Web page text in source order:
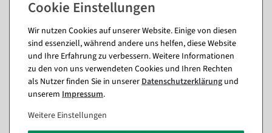
Passende Artikel zu diesem Produkt
Perlonfaden 100 m, 25 kg Reißkraft
+9,46 €(inkl. ges. MwSt.)
Wir nutzen Cookies auf unserer Website. Einige von diesen
sind essenziell, während andere uns helfen, diese Website
und Ihre Erfahrung zu verbessern. Weitere Informationen
zu den von uns verwendeten Cookies und Ihren Rechten
als Nutzer finden Sie in unsererDaten­schutz­erklärung und
unserem Impressum.
Weitere Einstellungen